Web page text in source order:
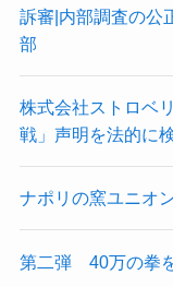
訴審|内部調査の公
部
株式会社ストロベ
戦」声明を法的に
ナポリの窯ユニオ
第二弾 40万の拳